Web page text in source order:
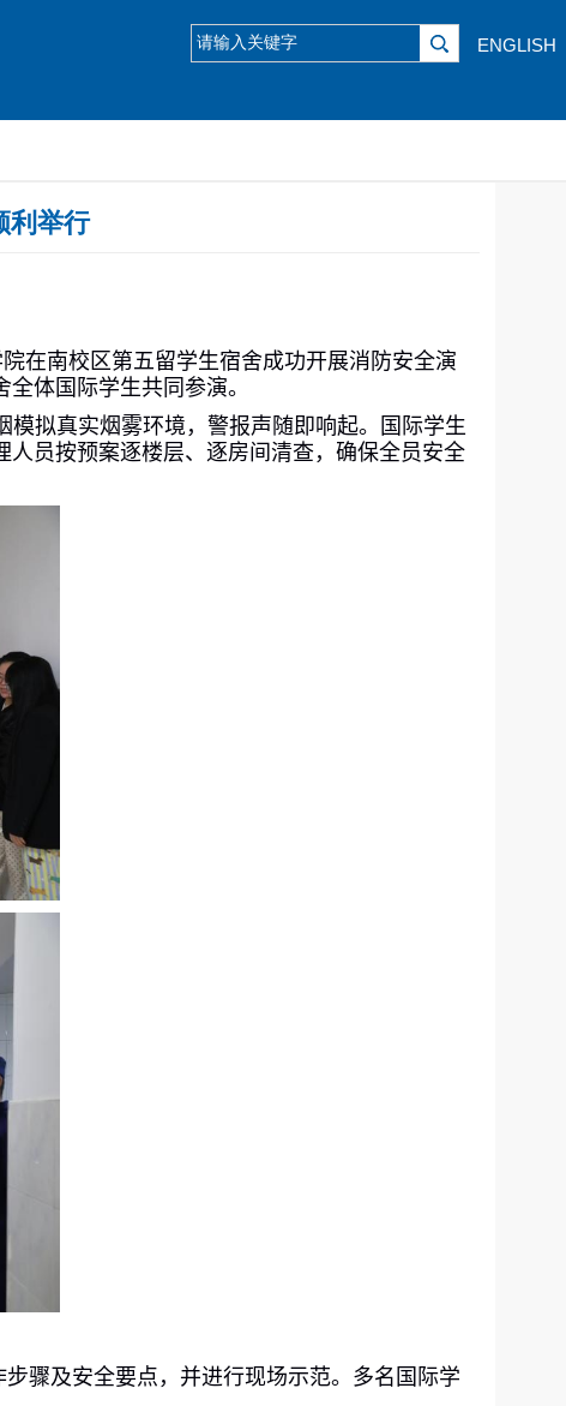
ENGLISH
利举行
在南校区第五留学生宿舍成功开展消防安全演
体国际学生共同参演。
拟真实烟雾环境，警报声随即响起。国际学生
员按预案逐楼层、逐房间清查，确保全员安全
骤及安全要点，并进行现场示范。多名国际学